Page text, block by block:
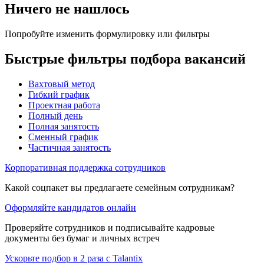
Ничего не нашлось
Попробуйте изменить формулировку или фильтры
Быстрые фильтры подбора вакансий
Вахтовый метод
Гибкий график
Проектная работа
Полный день
Полная занятость
Сменный график
Частичная занятость
Корпоративная поддержка сотрудников
Какой соцпакет вы предлагаете семейным сотрудникам?
Оформляйте кандидатов онлайн
Проверяйте сотрудников и подписывайте кадровые
документы без бумаг и личных встреч
Ускорьте подбор в 2 раза с Talantix